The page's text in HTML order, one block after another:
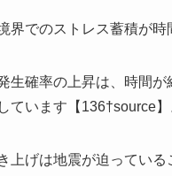
界でのストレス蓄積が
生確率の上昇は、時間
ています【136†source】
上げは地震が迫ってい